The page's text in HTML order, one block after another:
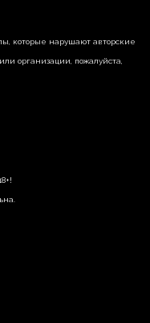
которые нарушают авторские
организации, пожалуйста,